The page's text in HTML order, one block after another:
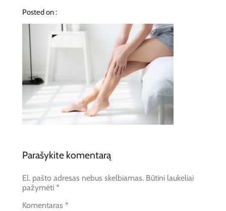
Posted on :
Parašykite komentarą
El. pašto adresas nebus skelbiamas. Būtini laukeliai
pažymėti *
Komentaras *